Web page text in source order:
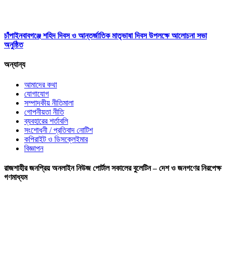
চাঁপাইনবাবগঞ্জে শহিদ দিবস ও আন্তর্জাতিক মাতৃভাষা দিবস উপলক্ষে আলোচনা সভা
অনুষ্ঠিত
অন্যান্য
আমাদের কথা
যোগাযোগ
সম্পাদকীয় নীতিমালা
গোপনীয়তা নীতি
ব্যবহারের শর্তাবলি
সংশোধনী / প্রতিবাদ নোটিশ
কপিরাইট ও ডিসক্লেইমার
বিজ্ঞাপন
রাজশাহীর জনপ্রিয় অনলাইন নিউজ পোর্টাল সকালের বুলেটিন – দেশ ও জনগণের নিরপেক্ষ
গণমাধ্যম